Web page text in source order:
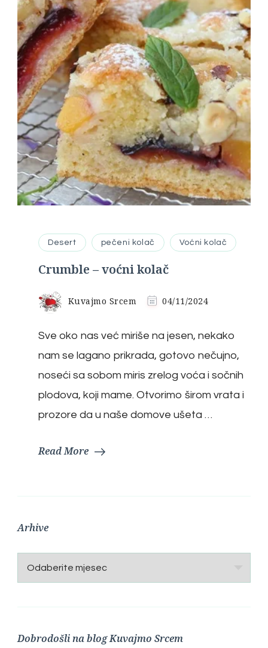
Desert pečeni kolač Voćni kolač
Crumble – voćni kolač
Kuvajmo Srcem 04/11/2024
Sve oko nas već miriše na jesen, nekako
nam se lagano prikrada, gotovo nečujno,
noseći sa sobom miris zrelog voća i sočnih
plodova, koji mame. Otvorimo širom vrata i
prozore da u naše domove ušeta …
Read More
Arhive
Arhive
Dobrodošli na blog Kuvajmo Srcem